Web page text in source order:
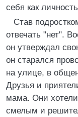
себя как
Став
отвечать "нет".
он утверждал
он старался
на улице, в
Друзья и
мама. Они
смелым и